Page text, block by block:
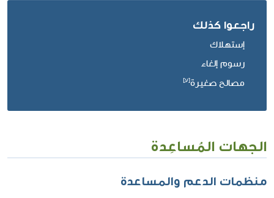
راجعوا كذلك
إستهلاك
رسوم إلغاء
مصالح صغيرة
الجهات المُساعِدة
منظمات الدعم والمساعدة